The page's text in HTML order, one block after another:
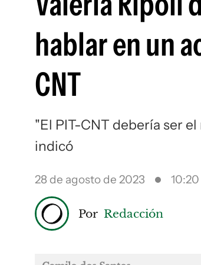
hablar en un
CNT
"El PIT-CNT debería ser
indicó
28 de agosto de 2023
Por Redacción